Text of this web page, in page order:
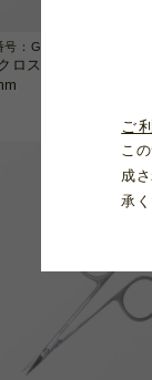
ご
こ
成
承く
号：G-19738
ロスプリング剪刀 曲